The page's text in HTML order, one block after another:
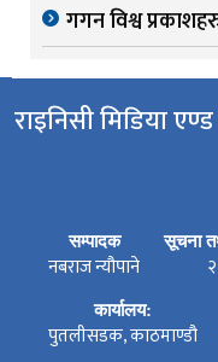
गगन विश्व
राइनिसी मिडिया एण्ड
सम्पादक
नबराज न्यौपाने
सूचना
कार्यालय:
पुतलीसडक, काठमाण्डौ